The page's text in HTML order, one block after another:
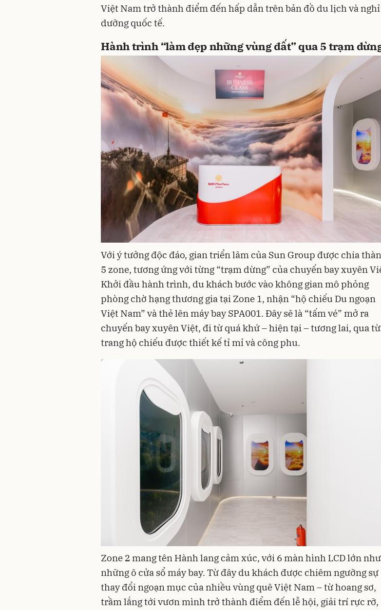
Việt Nam trở thành điểm đến hấp dẫn trên bản đồ du lịch và nghỉ
dưỡng quốc tế.
Hành trình “làm đẹp những vùng đất” qua 5 trạm
Với ý tưởng độc đáo, gian triển lãm của Sun Group được chia
5 zone, tương ứng với từng “trạm dừng” của chuyến bay xuyên
Khởi đầu hành trình, du khách bước vào không gian mô phỏng
phòng chờ hạng thương gia tại Zone 1, nhận “hộ chiếu Du ngoạn
Việt Nam” và thẻ lên máy bay SPA001. Đây sẽ là “tấm vé” mở ra
chuyến bay xuyên Việt, đi từ quá khứ – hiện tại – tương lai, qua
trang hộ chiếu được thiết kế tỉ mỉ và công phu.
Zone 2 mang tên Hành lang cảm xúc, với 6 màn hình LCD lớn như
những ô cửa sổ máy bay. Từ đây du khách được chiêm ngưỡng sự
thay đổi ngoạn mục của nhiều vùng quê Việt Nam – từ hoang sơ,
trầm lắng tới vươn mình trở thành điểm đến lễ hội, giải trí rực rỡ,